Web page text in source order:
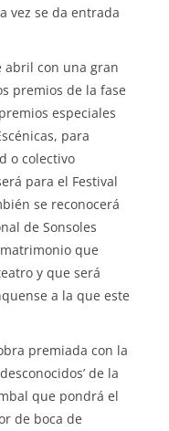
vez se da entrada
abril con una gran
premios de la fase
especiales
para
o colectivo
para el Festival
se reconocerá
de Sonsoles
que
y que será
a la que este
premiada con la
de la
que pondrá el
de boca de